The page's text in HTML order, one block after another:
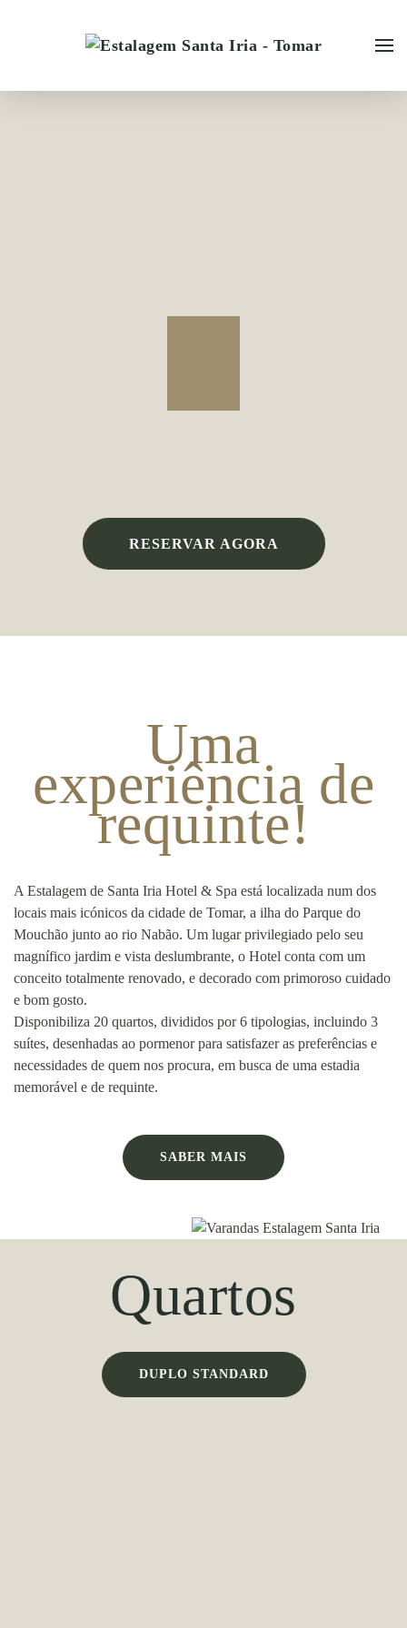
Skip to main content
RESERVAR AGORA
Uma
experiência de
requinte!
A Estalagem de Santa Iria Hotel & Spa está localizada num dos
locais mais icónicos da cidade de Tomar, a ilha do Parque do
Mouchão junto ao rio Nabão. Um lugar privilegiado pelo seu
magnífico jardim e vista deslumbrante, o Hotel conta com um
conceito totalmente renovado, e decorado com primoroso cuidado
e bom gosto.
Disponibiliza 20 quartos, divididos por 6 tipologias, incluindo 3
suítes, desenhadas ao pormenor para satisfazer as preferências e
necessidades de quem nos procura, em busca de uma estadia
memorável e de requinte.
SABER MAIS
Quartos
DUPLO STANDARD